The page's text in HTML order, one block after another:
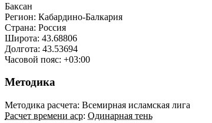
Баксан
Регион: Кабардино-Балкария
Страна: Россия
Широта: 43.68806
Долгота: 43.53694
Часовой пояс: +03:00
Методика
Методика расчета: Всемирная исламская лига
Расчет времени аср: Одинарная тень